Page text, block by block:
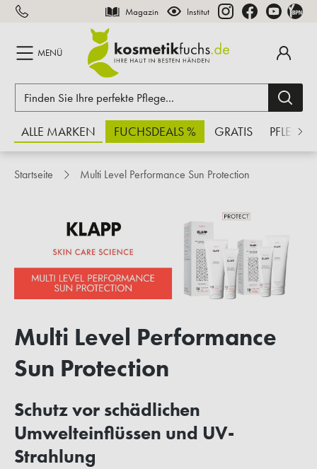
springen Magazin Institut
MENÜ
ALLE MARKEN FUCHSDEALS % GRATIS PFLEGE
Startseite Multi Level Performance Sun Protection
Multi Level Performance
Sun Protection
Schutz vor schädlichen
Umwelteinflüssen und UV-
Strahlung